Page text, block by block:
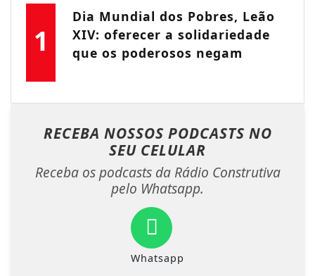
1
Dia Mundial dos Pobres, Leão
XIV: oferecer a solidariedade
que os poderosos negam
RECEBA NOSSOS PODCASTS NO
SEU CELULAR
Receba os podcasts da Rádio Construtiva
pelo Whatsapp.
Whatsapp